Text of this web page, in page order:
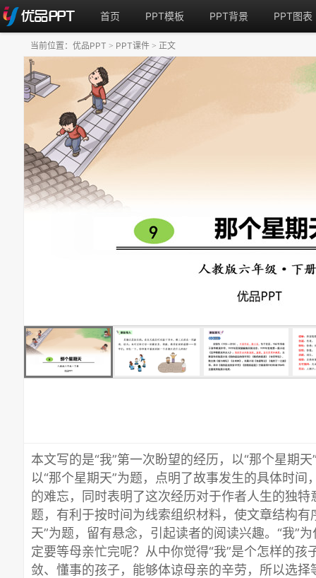
首页 PPT模板 PPT背景 PPT图表
本文写的是“我”第一次盼望的经历，以“那个星期
以“那个星期天”为题，点明了故事发生的具体时
的难忘，同时表明了这次经历对于作者人生的独特
题，有利于按时间为线索组织材料，使文章结构
天”为题，留有悬念，引起读者的阅读兴趣。“我”
定要等母亲忙完呢？从中你觉得“我”是个怎样的孩
敛、懂事的孩子，能够体谅母亲的辛劳，所以选
当前位置： 优品PPT > PPT课件 > 正文